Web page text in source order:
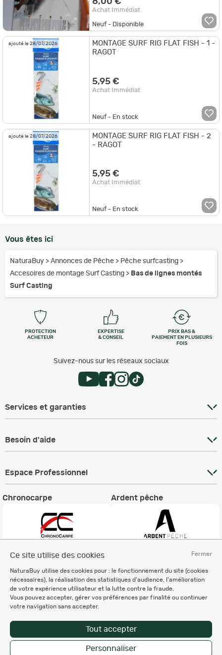
Fermer
Ce site utilise des cookies
NaturaBuy utilise des cookies pour : le fonctionnement du site (cookies
nécessaires), la réalisation des statistiques d'audience, l'amélioration
de votre expérience utilisateur et la lutte contre la fraude.
Vous pouvez accepter, gérer vos préférences par finalité ou continuer
votre navigation sans accepter.
Tout accepter
Personnaliser
Achat Immédiat
Neuf - Disponible
ajouté le 28/07/2026
MONTAGE SURF RIG FLAT FISH - 1 -
RAGOT
5,95 €
Achat Immédiat
Neuf - En stock
ajouté le 28/07/2026
MONTAGE SURF RIG FLAT FISH - 2
- RAGOT
5,95 €
Achat Immédiat
Neuf - En stock
Enregistrer la recherche
Vous êtes ici
NaturaBuy > Annonces de Pêche > Pêche surfcasting >
Accesoires de montage Surf Casting > Bas de lignes montés
Surf Casting
PROTECTION
ACHETEUR
EXPERTISE
& CONSEIL
PRIX BAS &
PAIEMENT EN PLUSIEURS
FOIS
Suivez-nous sur les réseaux sociaux
Services et garanties
Besoin d'aide
Espace Professionnel
Chronocarpe Ardent pêche
Charte éthique
Mentions légales
Règlement & Conditions d'utilisation
Politique de protection
des données personnelles
Personnalisation des cookies